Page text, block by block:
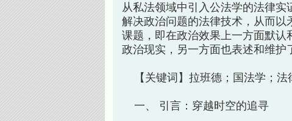
从私法领域中引入公法学的法律
解决政治问题的法律技术，从而
课题，即在政治效果上一方面默
政治现实，另一方面也表述和维护
【关键词】拉班德；国法学；法
一、 引言：穿越时空的追寻